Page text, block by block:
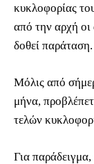
κυκλοφορίας
από την αρχή οι
δοθεί παράταση.
Μόλις από
μήνα,
τελών
Για